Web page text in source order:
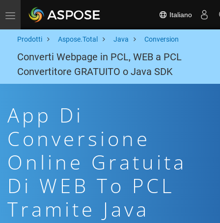
Toggle navigation Italiano
Prodotti Aspose.Total Java Conversion
Converti Webpage in PCL, WEB a PCL
Convertitore GRATUITO o Java SDK
App Di
Conversione
Online Gratuita
Di WEB To PCL
Tramite Java